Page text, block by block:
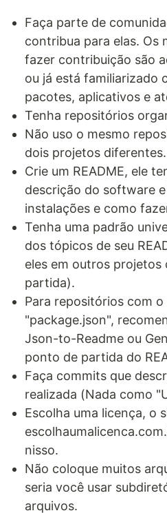
Faça parte de
contribua para elas. Os
fazer contribuição são
ou já está familiarizado
pacotes, aplicativos e
Tenha repositórios
Não uso o mesmo
dois projetos diferentes.
Crie um README, ele
descrição do software
instalações e como
Tenha uma padrão
dos tópicos de seu
eles em outros
partida).
Para repositórios com o
"package.json",
Json-to-Readme ou
ponto de partida do
Faça commits que
realizada (Nada como
Escolha uma licença, o
nisso.
Não coloque muitos
seria você usar
arquivos.